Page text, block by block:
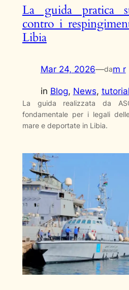
La guida pratica
contro i
Libia
Mar 24, 2026—dam r
in Blog, News, tutorial
La guida realizzata da
fondamentale per i legali
mare e deportate in Libia.